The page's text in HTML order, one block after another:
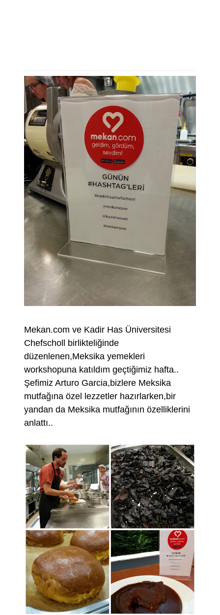
Mekan.com ve Kadir Has Üniversitesi
Chefscholl birlikteliğinde
düzenlenen,Meksika yemekleri
workshopuna katıldım geçtiğimiz hafta..
Şefimiz Arturo Garcia,bizlere Meksika
mutfağına özel lezzetler hazırlarken,bir
yandan da Meksika mutfağının özelliklerini
anlattı..